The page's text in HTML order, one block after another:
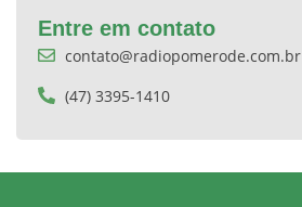
Entre em contato
contato@radiopomerode.com.br
(47) 3395-1410